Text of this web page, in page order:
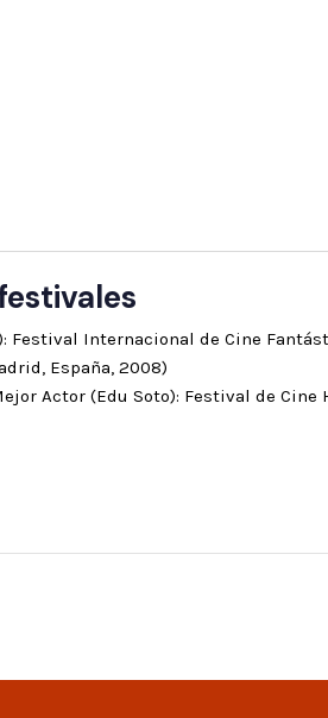
Festival Internacional de Cine
España, 2008)
Actor (Edu Soto): Festival de